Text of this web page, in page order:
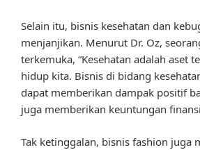
Selain itu, bisnis kesehatan dan
menjanjikan. Menurut Dr. Oz,
terkemuka, “Kesehatan adalah aset
hidup kita. Bisnis di bidang
dapat memberikan dampak positif
juga memberikan keuntungan
Tak ketinggalan, bisnis fashion juga